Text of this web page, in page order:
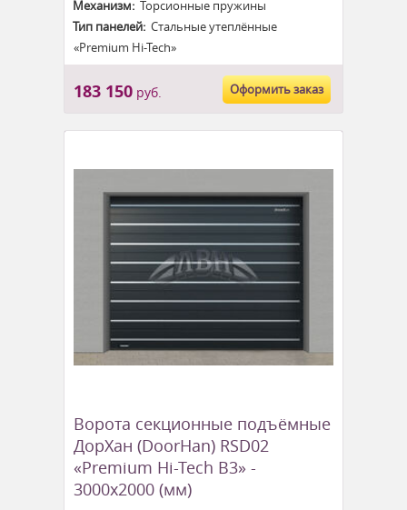
Механизм:Торсионные пружины
Тип панелей:Стальные утеплённые
«Premium Hi-Tech»
183 150руб. Оформить заказ
Ворота секционные подъёмные
ДорХан (DoorHan) RSD02
«Premium Hi-Tech B3» -
3000x2000 (мм)